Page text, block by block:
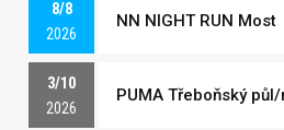
8/8
2026
NN NIGHT RUN Most
3/10
2026
PUMA Třeboňský